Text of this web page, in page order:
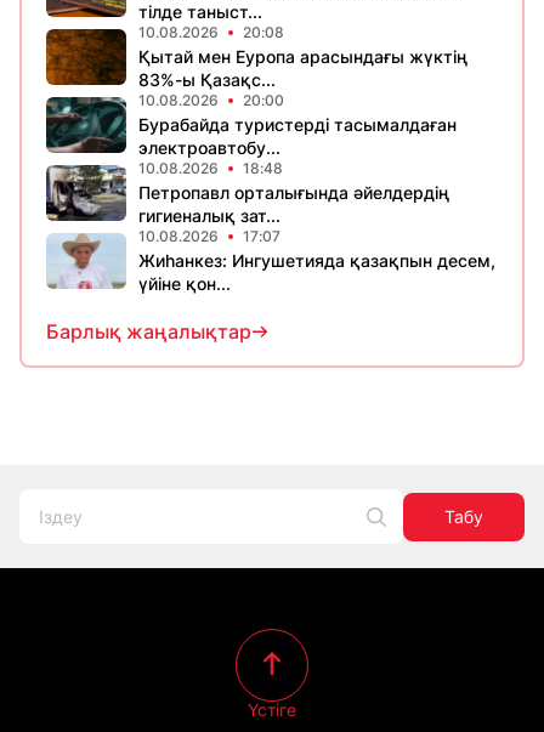
тілде таныст...
10.08.2026 20:08
Қытай мен Еуропа арасындағы жүктің
83%-ы Қазақс...
10.08.2026 20:00
Бурабайда туристерді тасымалдаған
электроавтобу...
10.08.2026 18:48
Петропавл орталығында әйелдердің
гигиеналық зат...
10.08.2026 17:07
Жиһанкез: Ингушетияда қазақпын десем,
үйіне қон...
Барлық жаңалықтар
Табу
Үстіге